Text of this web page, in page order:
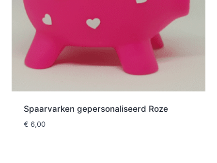
Spaarvarken gepersonaliseerd Roze
€ 6,00